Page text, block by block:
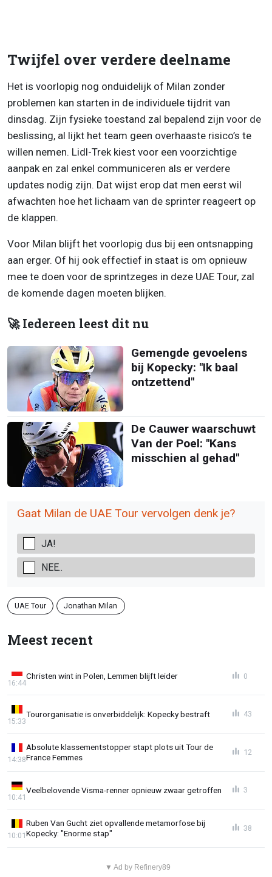
Twijfel over verdere deelname
Het is voorlopig nog onduidelijk of Milan zonder
problemen kan starten in de individuele tijdrit van
dinsdag. Zijn fysieke toestand zal bepalend zijn voor de
beslissing, al lijkt het team geen overhaaste risico’s te
willen nemen. Lidl-Trek kiest voor een voorzichtige
aanpak en zal enkel communiceren als er verdere
updates nodig zijn. Dat wijst erop dat men eerst wil
afwachten hoe het lichaam van de sprinter reageert op
de klappen.
Voor Milan blijft het voorlopig dus bij een ontsnapping
aan erger. Of hij ook effectief in staat is om opnieuw
mee te doen voor de sprintzeges in deze UAE Tour, zal
de komende dagen moeten blijken.
🚀 Iedereen leest dit nu
Gemengde gevoelens
bij Kopecky: "Ik baal
ontzettend"
De Cauwer waarschuwt
Van der Poel: "Kans
misschien al gehad"
Gaat Milan de UAE Tour vervolgen denk je?
JA!
NEE..
UAE Tour Jonathan Milan
Meest recent
Christen wint in Polen, Lemmen blijft leider
16:44
0
Tourorganisatie is onverbiddelijk: Kopecky bestraft
15:33
43
Absolute klassementstopper stapt plots uit Tour de
France Femmes
14:38
12
Veelbelovende Visma-renner opnieuw zwaar getroffen
10:41
3
Ruben Van Gucht ziet opvallende metamorfose bij
Kopecky: "Enorme stap"
10:01
38
▼ Ad by Refinery89